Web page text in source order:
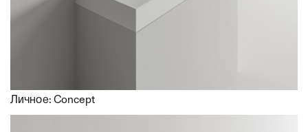
Личное: Concept